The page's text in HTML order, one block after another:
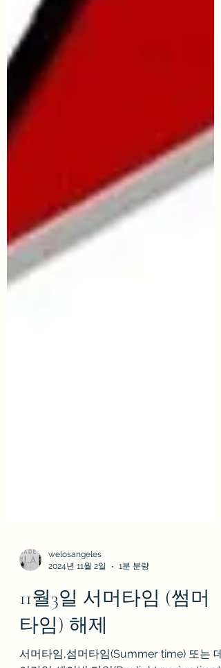
2024년 11월 2일
1분 분량
11월3일 서머타임 (썸머
타임) 해제